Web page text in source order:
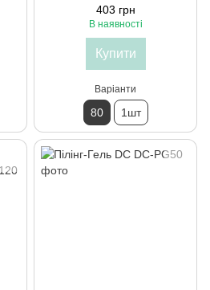
403 грн
В наявності
Купити
Варіанти
80 1шт